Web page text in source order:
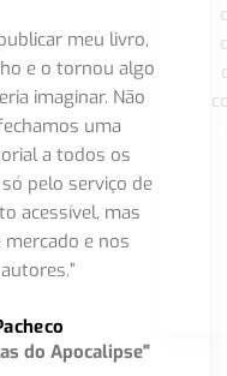
meu livro,
e o tornou algo
imaginar. Não
uma
a todos os
pelo serviço de
acessível, mas
e nos
do Apocalipse"